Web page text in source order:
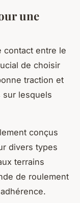
une
contact entre le
de choisir
traction et
sur lesquels
conçus
divers types
terrains
de roulement